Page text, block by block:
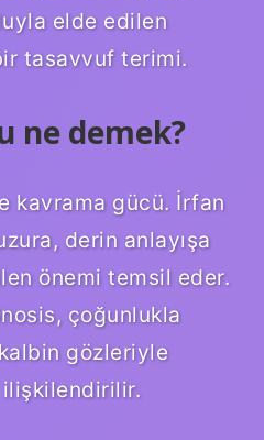
elde edilen
tasavvuf terimi.
ne demek?
kavrama gücü. İrfan
derin anlayışa
önemi temsil eder.
çoğunlukla
gözleriyle